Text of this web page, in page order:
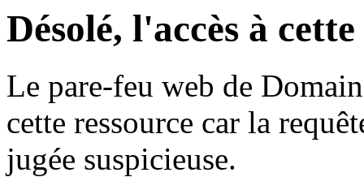
Désolé, l'accès à
Le pare-feu web de
cette ressource car la
jugée suspicieuse.